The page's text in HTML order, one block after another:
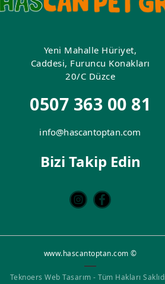
Yeni Mahalle Hüriyet,
Caddesi, Furuncu Konakları
20/C Düzce
0507 363 00 81
info@hascantoptan.com
Bizi Takip Edin
www.hascantoptan.com ©
Teknoers Web Tasarım - Tüm Hakları